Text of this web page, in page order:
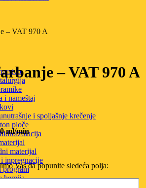
i nameštaj
i spoljašnje krečenje
ploče
materijal
inpregnacije
program
hemija
– VAT 970 A
– VAT 970 A
ml/min
Vas da popunite sledeća polja: